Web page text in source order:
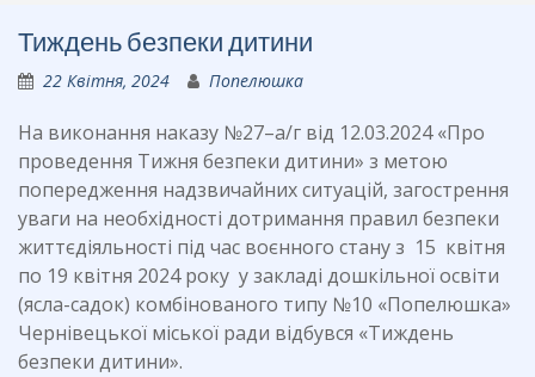
Тиждень безпеки дитини
22 Квітня, 2024 Попелюшка
На виконання наказу №27–а/г від 12.03.2024 «Про
проведення Тижня безпеки дитини» з метою
попередження надзвичайних ситуацій, загострення
уваги на необхідності дотримання правил безпеки
життєдіяльності під час воєнного стану з 15 квітня
по 19 квітня 2024 року у закладі дошкільної освіти
(ясла-садок) комбінованого типу №10 «Попелюшка»
Чернівецької міської ради відбувся «Тиждень
безпеки дитини».